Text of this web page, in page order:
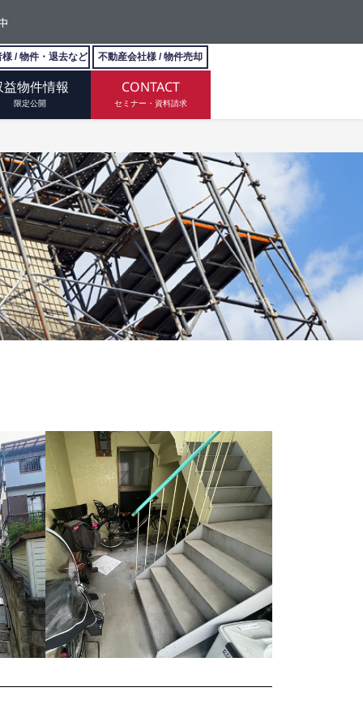
/ 物件・退去など 不動産会社様 / 物件売却
益物件情報
限定公開
CONTACT
セミナー・資料請求